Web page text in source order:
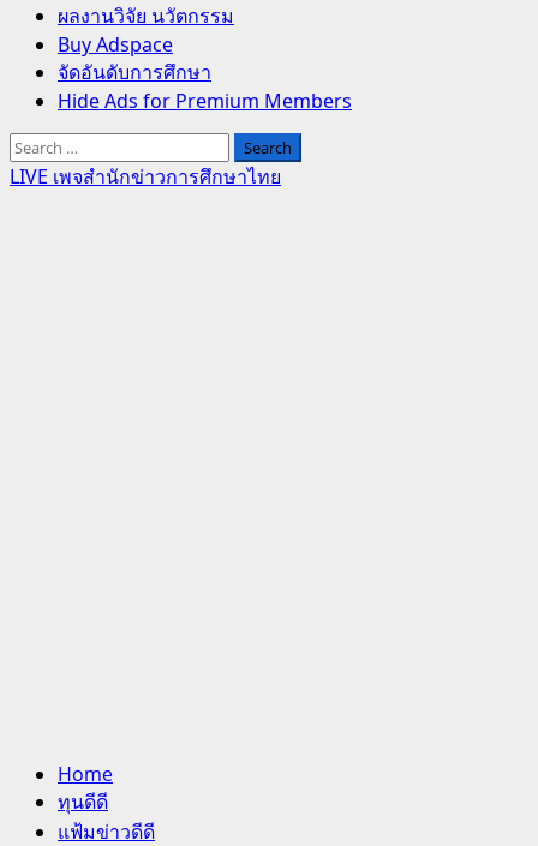
ผลงานวิจัย นวัตกรรม
Buy Adspace
จัดอันดับการศึกษา
Hide Ads for Premium Members
Search
for:
LIVE เพจสำนักข่าวการศึกษาไทย
Home
ทุนดีดี
แฟ้มข่าวดีดี